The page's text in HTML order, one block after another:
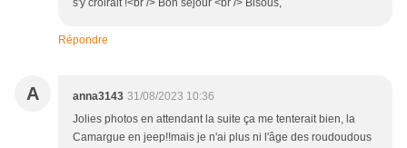
s'y croirait !<br /> Bon séjour <br /> Bisous,
Répondre
A anna3143 31/08/2023 10:36
Jolies photos en attendant la suite ça me tenterait bien, la
Camargue en jeep!!mais je n'ai plus ni l'âge des roudoudous